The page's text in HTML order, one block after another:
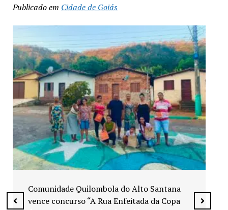
Publicado em Cidade de Goiás
Exposição “Arte em Cores” leva pinturas a
espaços públicos de Senador Canedo